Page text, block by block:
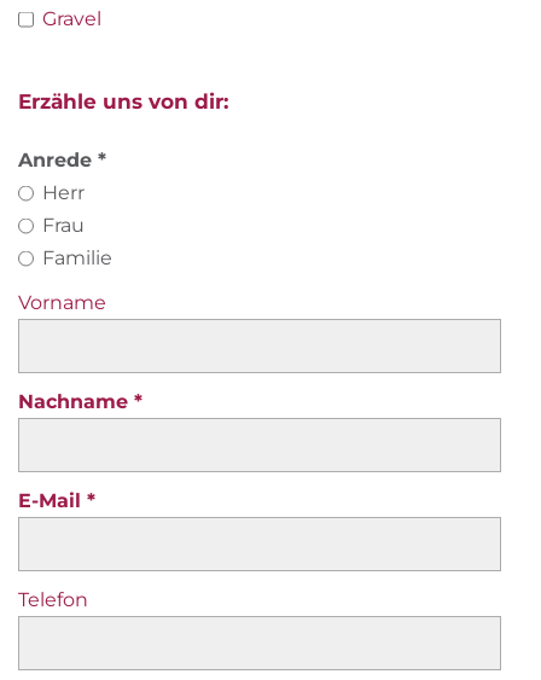
Gravel
Erzähle uns von dir:
Anrede
Herr
Frau
Familie
Vorname
Nachname
E-Mail
Telefon